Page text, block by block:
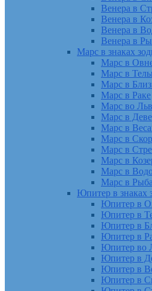
Венера в
Венера в
Венера в
Венера в
Марс в знаках
Марс в
Марс в
Марс в
Марс в Раке
Марс во
Марс в Деве
Марс в
Марс в
Марс в
Марс в
Марс в
Марс в
Юпитер в знаках
Юпитер в
Юпитер в
Юпитер в
Юпитер в
Юпитер во
Юпитер в
Юпитер в
Юпитер в